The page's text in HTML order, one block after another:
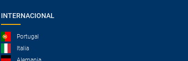
INTERNACIONAL
Portugal
Italia